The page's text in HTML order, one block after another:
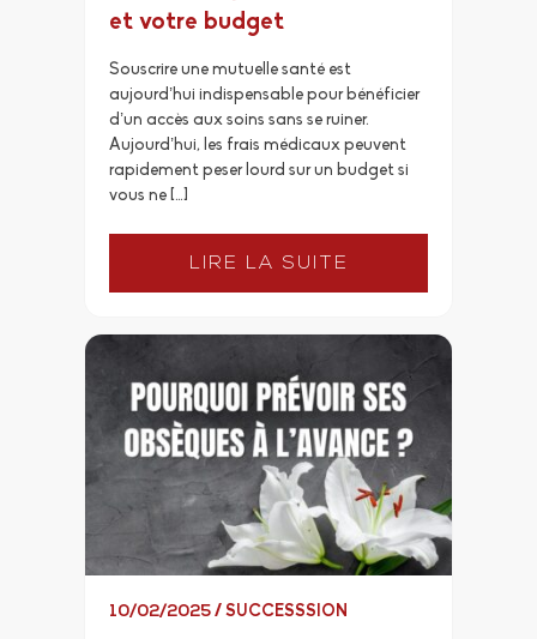
et votre budget
Souscrire une mutuelle santé est
aujourd’hui indispensable pour bénéficier
d’un accès aux soins sans se ruiner.
Aujourd’hui, les frais médicaux peuvent
rapidement peser lourd sur un budget si
vous ne […]
LIRE LA SUITE
10/02/2025 / SUCCESSSION